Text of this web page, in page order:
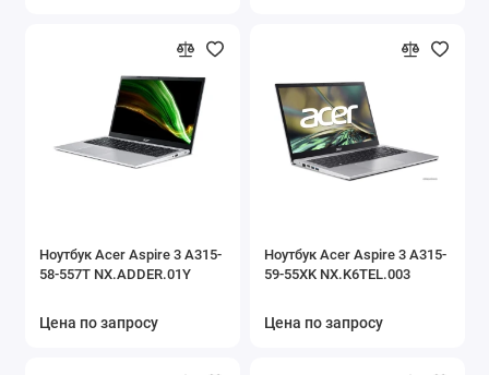
Ноутбук Acer Aspire 3 A315-
58-557T NX.ADDER.01Y
Цена по запросу
Ноутбук Acer Aspire 3 A315-
59-55XK NX.K6TEL.003
Цена по запросу